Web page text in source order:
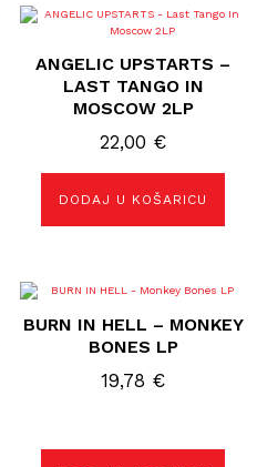
ANGELIC UPSTARTS –
LAST TANGO IN
MOSCOW 2LP
22,00 €
DODAJ U KOŠARICU
BURN IN HELL – MONKEY
BONES LP
19,78 €